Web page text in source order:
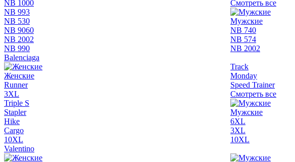
NB 1000
NB 993
NB 530
NB 9060
NB 2002
NB 990
Смотреть все
Мужские
NB 740
NB 574
NB 2002
Balenciaga
Женские
Runner
3XL
Triple S
Stapler
Hike
Cargo
10XL
Track
Monday
Speed Trainer
Смотреть все
Мужские
6XL
3XL
10XL
Valentino